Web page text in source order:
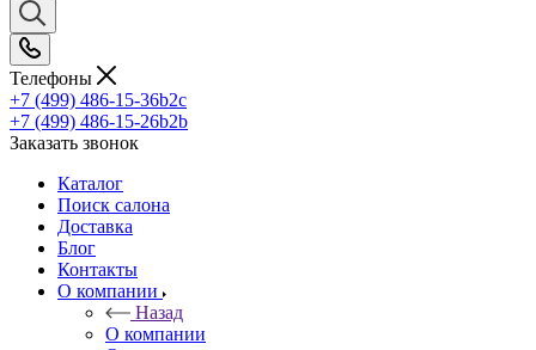
Телефоны
+7 (499) 486-15-36b2c
+7 (499) 486-15-26b2b
Заказать звонок
Каталог
Поиск салона
Доставка
Блог
Контакты
О компании
Назад
О компании